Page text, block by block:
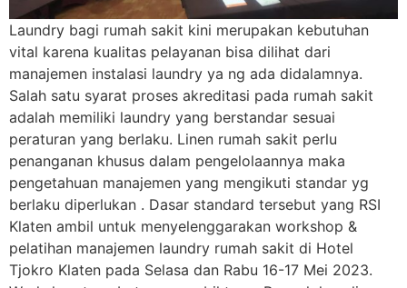
Laundry bagi rumah sakit kini merupakan kebutuhan
vital karena kualitas pelayanan bisa dilihat dari
manajemen instalasi laundry ya ng ada didalamnya.
Salah satu syarat proses akreditasi pada rumah sakit
adalah memiliki laundry yang berstandar sesuai
peraturan yang berlaku. Linen rumah sakit perlu
penanganan khusus dalam pengelolaannya maka
pengetahuan manajemen yang mengikuti standar yg
berlaku diperlukan . Dasar standard tersebut yang RSI
Klaten ambil untuk menyelenggarakan workshop &
pelatihan manajemen laundry rumah sakit di Hotel
Tjokro Klaten pada Selasa dan Rabu 16-17 Mei 2023.